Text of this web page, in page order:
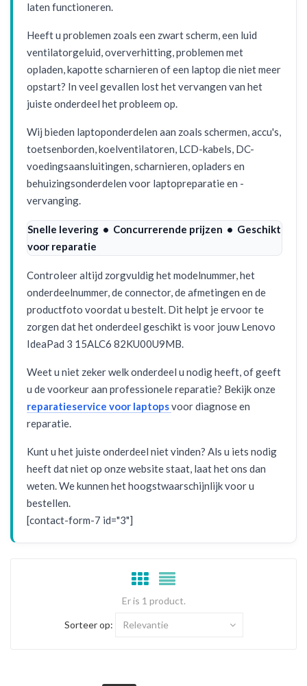
laten functioneren.
Heeft u problemen zoals een zwart scherm, een luid
ventilatorgeluid, oververhitting, problemen met
opladen, kapotte scharnieren of een laptop die niet meer
opstart? In veel gevallen lost het vervangen van het
juiste onderdeel het probleem op.
Wij bieden laptoponderdelen aan zoals schermen, accu's,
toetsenborden, koelventilatoren, LCD-kabels, DC-
voedingsaansluitingen, scharnieren, opladers en
behuizingsonderdelen voor laptopreparatie en -
vervanging.
Snelle levering • Concurrerende prijzen • Geschikt
voor reparatie
Controleer altijd zorgvuldig het modelnummer, het
onderdeelnummer, de connector, de afmetingen en de
productfoto voordat u bestelt. Dit helpt je ervoor te
zorgen dat het onderdeel geschikt is voor jouw Lenovo
IdeaPad 3 15ALC6 82KU00U9MB.
Weet u niet zeker welk onderdeel u nodig heeft, of geeft
u de voorkeur aan professionele reparatie? Bekijk onze
reparatieservice voor laptopsvoor diagnose en
reparatie.
Kunt u het juiste onderdeel niet vinden? Als u iets nodig
heeft dat niet op onze website staat, laat het ons dan
weten. We kunnen het hoogstwaarschijnlijk voor u
bestellen.
[contact-form-7 id="3"]
Er is 1 product.
Sorteer op: Relevantie